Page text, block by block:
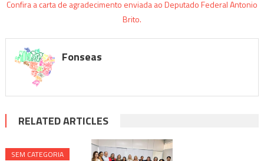
Confira a carta de agradecimento enviada ao Deputado Federal Antonio
Brito.
Fonseas
RELATED ARTICLES
SEM CATEGORIA